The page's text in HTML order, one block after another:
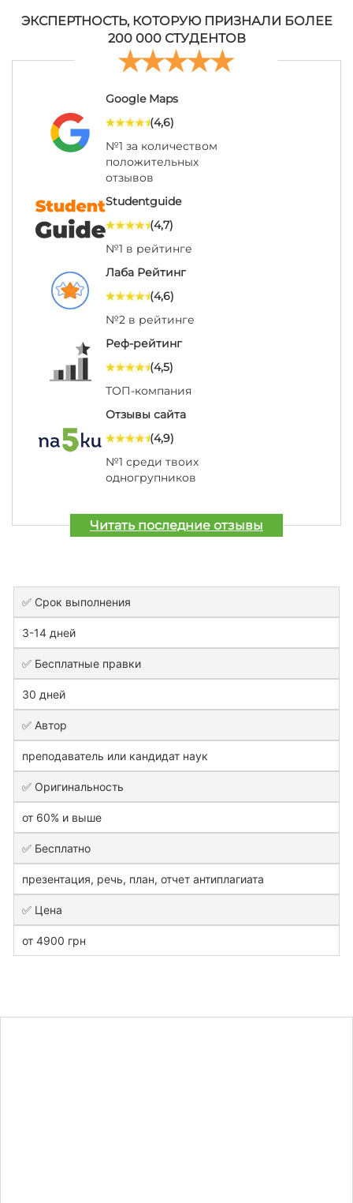
ЭКСПЕРТНОСТЬ, КОТОРУЮ ПРИЗНАЛИ БОЛЕЕ
200 000 СТУДЕНТОВ
Google Maps
(4,6)
№1 за количеством
положительных
отзывов
Studentguide
(4,7)
№1 в рейтинге
Лаба Рейтинг
(4,6)
№2 в рейтинге
Реф-рейтинг
(4,5)
ТОП-компания
Отзывы сайта
(4,9)
№1 среди твоих
одногрупников
Читать последние отзывы
✅ Срок выполнения
3-14 дней
✅ Бесплатные правки
30 дней
✅ Автор
преподаватель или кандидат наук
✅ Оригинальность
от 60% и выше
✅ Бесплатно
презентация, речь, план, отчет антиплагиата
✅ Цена
от 4900 грн